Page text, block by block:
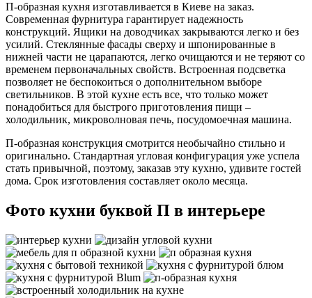
П-образная кухня изготавливается в Киеве на заказ.
Современная фурнитура гарантирует надежность
конструкций. Ящики на доводчиках закрываются легко и без
усилий. Стеклянные фасады сверху и шпонированные в
нижней части не царапаются, легко очищаются и не теряют со
временем первоначальных свойств. Встроенная подсветка
позволяет не беспокоиться о дополнительном выборе
светильников. В этой кухне есть все, что только может
понадобиться для быстрого приготовления пищи –
холодильник, микроволновая печь, посудомоечная машина.
П-образная конструкция смотрится необычайно стильно и
оригинально. Стандартная угловая конфигурация уже успела
стать привычной, поэтому, заказав эту кухню, удивите гостей
дома. Срок изготовления составляет около месяца.
Фото кухни буквой П в интерьере